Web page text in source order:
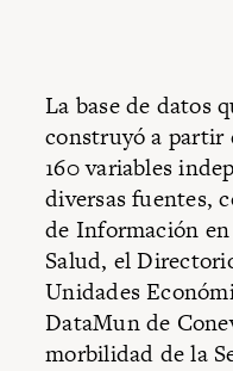
La base de datos
construyó a partir
160 variables
diversas fuentes,
de Información
Salud, el
Unidades
DataMun de
morbilidad de la